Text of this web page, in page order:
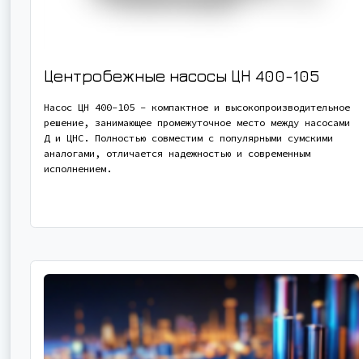
Центробежные насосы ЦН 400-105
Насос ЦН 400-105 - компактное и высокопроизводительное
решение, занимающее промежуточное место между насосами
Д и ЦНС. Полностью совместим с популярными сумскими
аналогами, отличается надежностью и современным
исполнением.